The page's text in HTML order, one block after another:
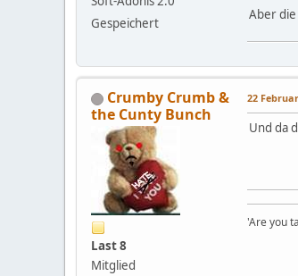
Gespeichert
Aber die
Crumby Crumb &
the Cunty Bunch
Last 8
Mitglied
22
Und da
'Are you